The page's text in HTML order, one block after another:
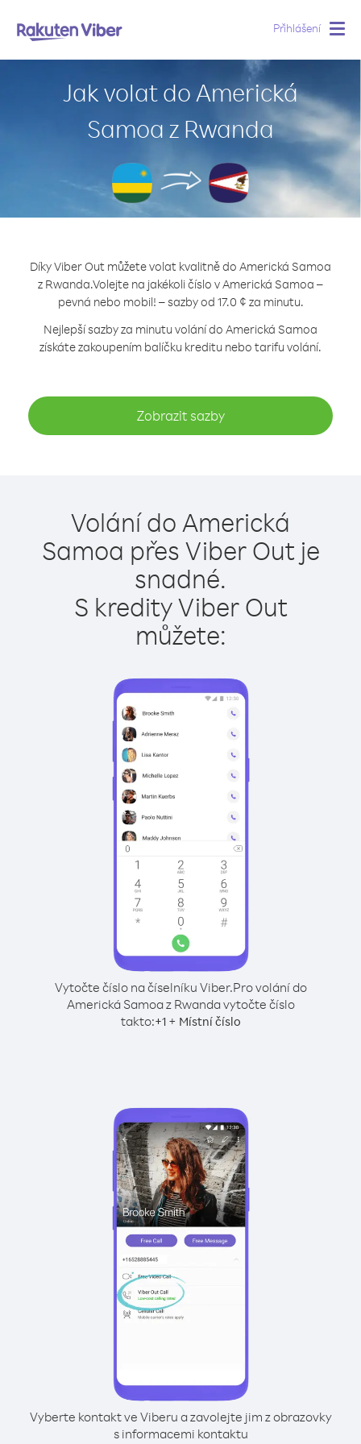
Přihlášení
Jak volat do Americká
Samoa z Rwanda
Díky Viber Out můžete volat kvalitně do Americká Samoa
z Rwanda.Volejte na jakékoli číslo v Americká Samoa –
pevná nebo mobil! – sazby od 17.0 ¢ za minutu.
Nejlepší sazby za minutu volání do Americká Samoa
získáte zakoupením balíčku kreditu nebo tarifu volání.
Zobrazit sazby
Volání do Americká
Samoa přes Viber Out je
snadné.
S kredity Viber Out
můžete:
Vytočte číslo na číselníku Viber.Pro volání do
Americká Samoa z Rwanda vytočte číslo
takto:+1+ Místní číslo
Vyberte kontakt ve Viberu a zavolejte jim z obrazovky
s informacemi kontaktu